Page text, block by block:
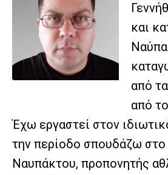
και
από
από
Έχω εργαστεί στον
την περίοδο σπουδάζω
Ναυπάκτου, προπονητής